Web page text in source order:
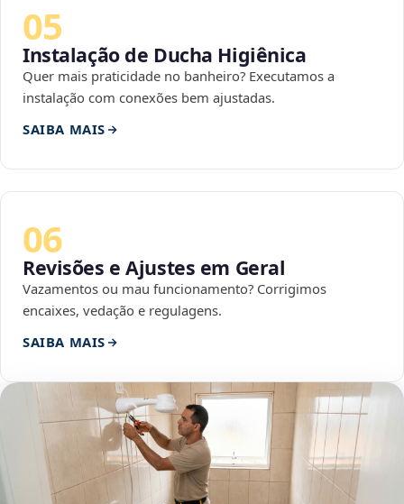
05
Instalação de Ducha Higiênica
Quer mais praticidade no banheiro? Executamos a
instalação com conexões bem ajustadas.
SAIBA MAIS
06
Revisões e Ajustes em Geral
Vazamentos ou mau funcionamento? Corrigimos
encaixes, vedação e regulagens.
SAIBA MAIS